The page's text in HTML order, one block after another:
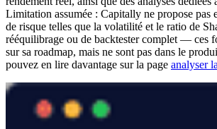
Limitation assumée : Capitally ne propose pas
de risque telles que la volatilité et le ratio de
rééquilibrage ou de backtester complet — ces
sur sa roadmap, mais ne sont pas dans le
pouvez en lire davantage sur la page analyser